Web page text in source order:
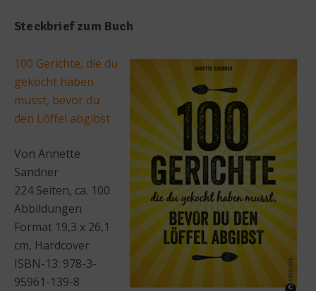
Steckbrief zum Buch
100 Gerichte, die du
gekocht haben
musst, bevor du
den Löffel abgibst
Von Annette
Sandner
224 Seiten, ca. 100
Abbildungen
Format 19,3 x 26,1
cm, Hardcover
ISBN-13: 978-3-
95961-139-8